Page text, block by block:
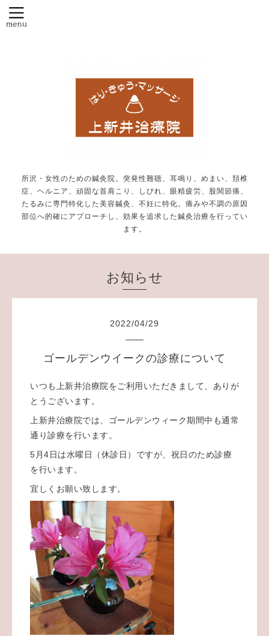
所沢・女性のための鍼灸院。突発性難聴、耳鳴り、めまい、頚椎
症、ヘルニア、頑固な首肩こり、しびれ、眼精疲労、股関節痛、
たるみに専門特化した美容鍼灸、不妊に特化。痛みや不調の原因
部位へ的確にアプローチし、効果を追求した鍼灸治療を行ってい
ます。
お知らせ
2022/04/29
ゴールデンウイークの診療について
いつも上新井治療院をご利用いただきまして、ありが
とうございます。
上新井治療院では、ゴールデンウィーク期間中も通常
通り診療を行います。
5月4日は水曜日（休診日）ですが、祝日のため診療
を行います。
宜しくお願い致します。